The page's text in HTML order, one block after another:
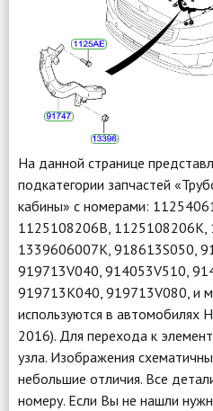
На данной странице
подкатегории запчастей
кабины» с номерами:
1125108206B, 1125108206K,
1339606007K, 918613S050,
919713V040, 914053V510,
919713K040, 919713V080, и
используются в автомобилях
2016). Для перехода к
узла. Изображения
небольшие отличия. Все
номеру. Если Вы не нашли